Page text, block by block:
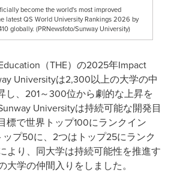
become the world's most improved
latest QS World University Rankings 2026 by
globally. (PRNewsfoto/Sunway University)
（THE）の2025年Impact
Universityは2,300以上の大学の中
し、201～300位から劇的な上昇を
Universityは持続可能な開発目
標で世界トップ100にランクイン
プ50に、2つはトップ25にランク
より、同大学は持続可能性を推進す
大学の仲間入りをしました。